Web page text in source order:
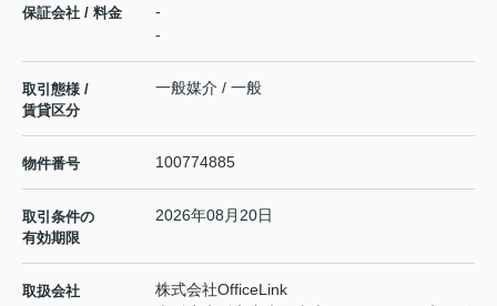
保証会社 / 料金
-
-
取引態様 /
賃貸区分
一般媒介 / 一般
物件番号 100774885
取引条件の
有効期限
2026年08月20日
取扱会社
株式会社OfficeLink